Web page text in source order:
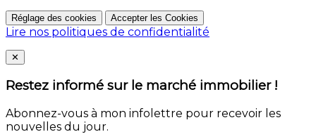
Réglage des cookies Accepter les Cookies
Lire nos politiques de confidentialité
Close
✕
Restez informé sur le marché immobilier !
Abonnez-vous à mon infolettre pour recevoir les
nouvelles du jour.